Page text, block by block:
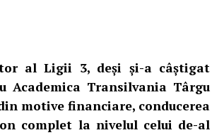
al Ligii 3, deși și-a câștigat
Academica Transilvania Târgu
motive financiare, conducerea
complet la nivelul celui de-al